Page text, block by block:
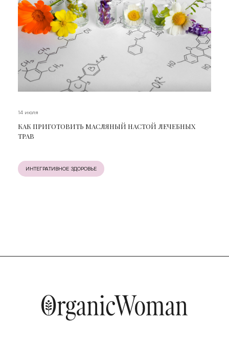
14 июля
КАК ПРИГОТОВИТЬ МАСЛЯНЫЙ НАСТОЙ ЛЕЧЕБНЫХ
ТРАВ
ИНТЕГРАТИВНОЕ ЗДОРОВЬЕ